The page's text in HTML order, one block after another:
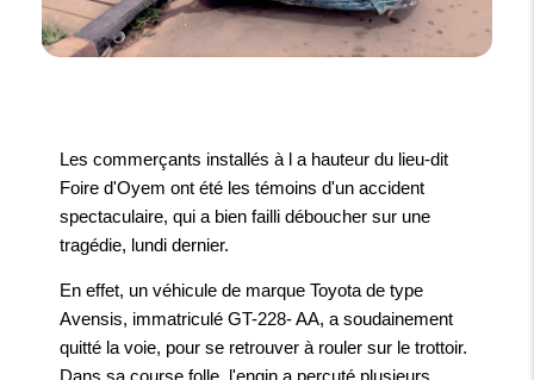
Les commerçants installés à l a hauteur du lieu-dit
Foire d'Oyem ont été les témoins d'un accident
spectaculaire, qui a bien failli déboucher sur une
tragédie, lundi dernier.
En effet, un véhicule de marque Toyota de type
Avensis, immatriculé GT-228- AA, a soudainement
quitté la voie, pour se retrouver à rouler sur le trottoir.